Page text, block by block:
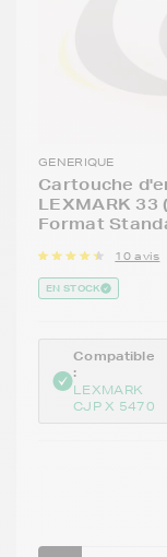
GENERIQUE
Cartouche
LEXMARK 33
Format
10 avis
EN STOCK
Compatible
:
LEXMARK
CJP X 5470